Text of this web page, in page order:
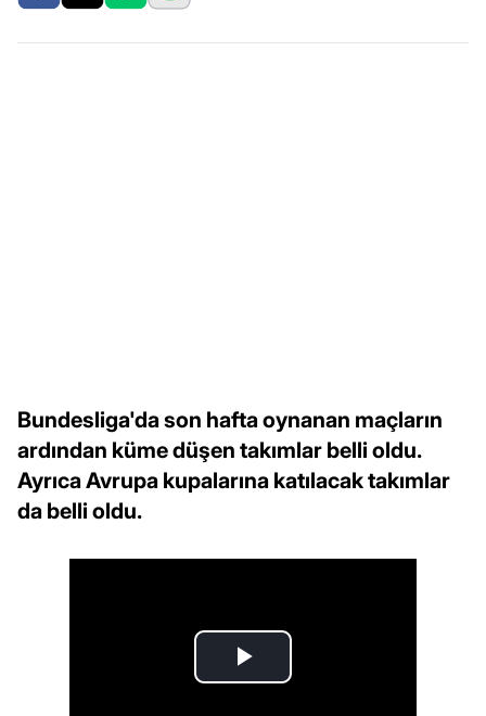
Bundesliga'da son hafta oynanan maçların
ardından küme düşen takımlar belli oldu.
Ayrıca Avrupa kupalarına katılacak takımlar
da belli oldu.